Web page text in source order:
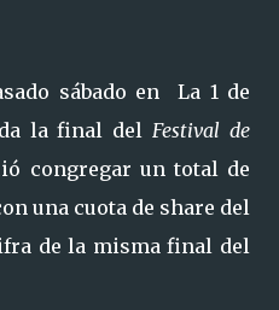
sábado en La 1 de
la final delFestival de
congregar un total de
una cuota de share del
de la misma final del